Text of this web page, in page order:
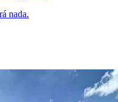
nada.